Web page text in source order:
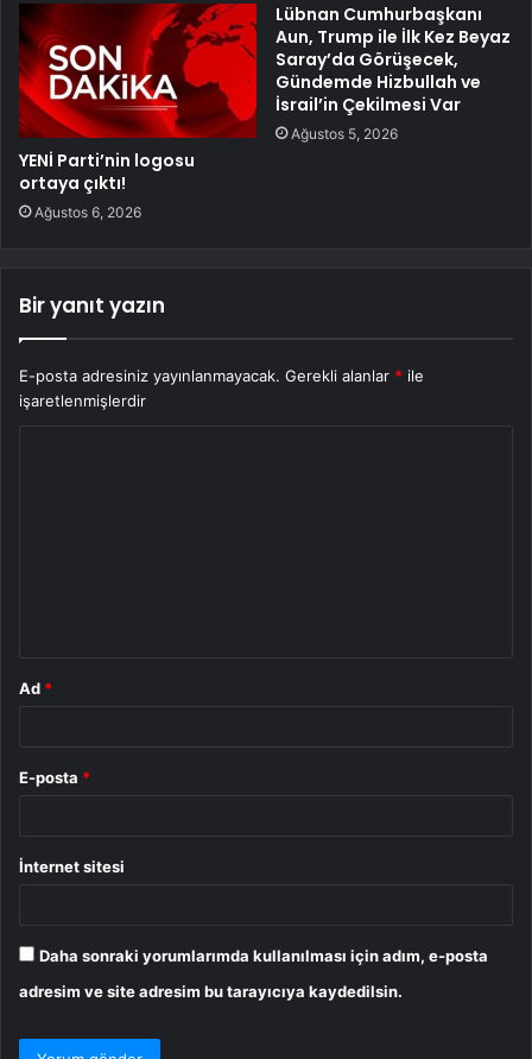
YENİ Parti’nin logosu
ortaya çıktı!
Ağustos 6, 2026
Lübnan Cumhurbaşkanı
Aun, Trump ile İlk Kez Beyaz
Saray’da Görüşecek,
Gündemde Hizbullah ve
İsrail’in Çekilmesi Var
Ağustos 5, 2026
Bir yanıt yazın
E-posta adresiniz yayınlanmayacak. Gerekli alanlar * ile
işaretlenmişlerdir
Ad *
E-posta *
İnternet sitesi
Daha sonraki yorumlarımda kullanılması için adım, e-posta
adresim ve site adresim bu tarayıcıya kaydedilsin.